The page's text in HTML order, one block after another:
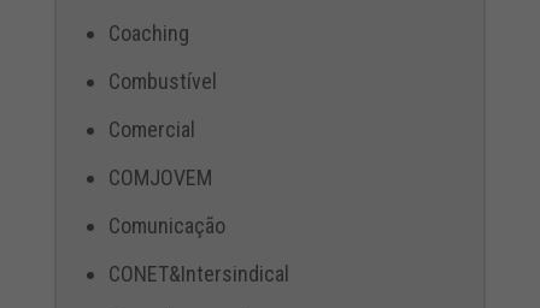
Coaching
Combustível
Comercial
COMJOVEM
Comunicação
CONET&Intersindical